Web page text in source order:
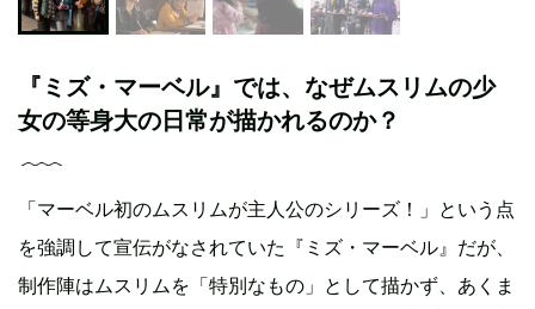
『ミズ・マーベル』では、なぜムスリムの少
女の等身大の日常が描かれるのか？
「マーベル初のムスリムが主人公のシリーズ！」という点
を強調して宣伝がなされていた『ミズ・マーベル』だが、
制作陣はムスリムを「特別なもの」として描かず、あくま